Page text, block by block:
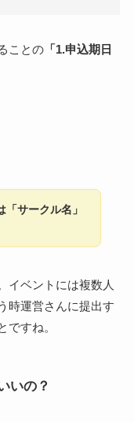
ことの「1.申込期日
サークル名」
イベントには複数人
時運営さんに提出す
すね。
いの？